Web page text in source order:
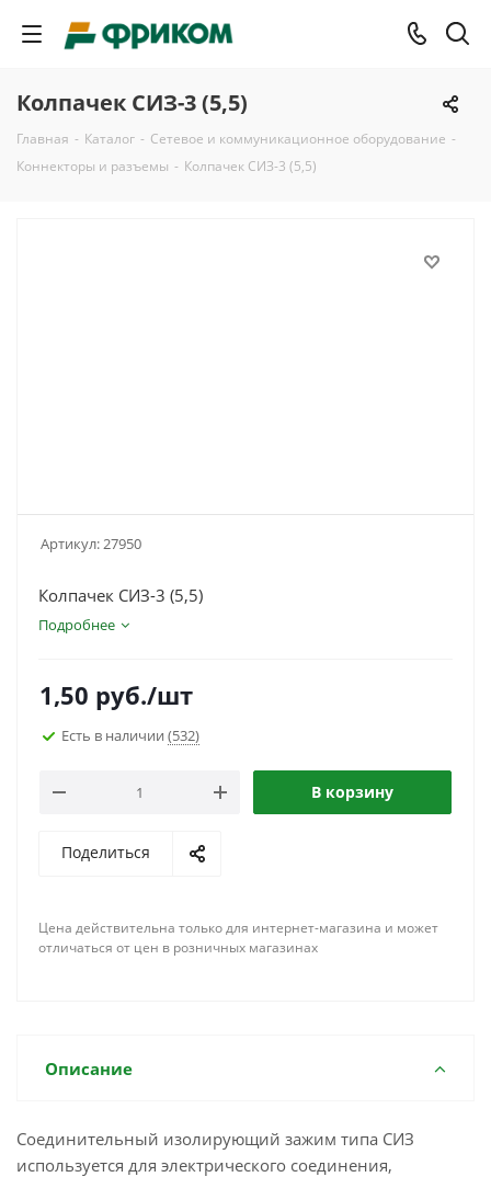
Колпачек СИЗ-3 (5,5)
Главная - Каталог - Сетевое и коммуникационное оборудование -
Коннекторы и разъемы - Колпачек СИЗ-3 (5,5)
Артикул:27950
Колпачек СИЗ-3 (5,5)
Подробнее
1,50 руб./шт
Есть в наличии (532)
В корзину
Поделиться
Цена действительна только для интернет-магазина и может
отличаться от цен в розничных магазинах
Описание
Соединительный изолирующий зажим типа СИЗ
используется для электрического соединения,